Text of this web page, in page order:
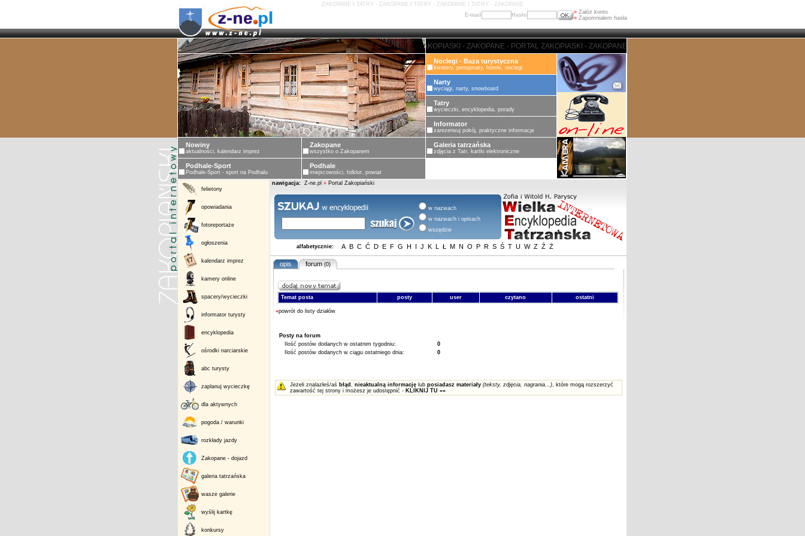
ZAKOPANE I TATRY - ZAKOPANE I TATRY - ZAKOPANE I TATRY - ZAKOPANE
E-mail
Hasło » Załóż konto
» Zapomniałem hasła
ZAKOPANE - PORTAL ZAKOPIASKI - ZAKOPANE - PORTAL ZAKOPIASKI - ZAKOPANE - PORTAL ZAKOPIASKI -
Noclegi - Baza turystyczna
kwatery, pensjonaty, hotele, noclegi
Narty
wyciągi, narty, snowboard
Tatry
wycieczki, encyklopedia, porady
Informator
zarezerwuj pokój, praktyczne informacje
Nowiny
aktualności, kalendarz imprez
Zakopane
wszystko o Zakopanem
Galeria tatrzańska
zdjęcia z Tatr, kartki elektroniczne
Podhale-Sport
Podhale-Sport - sport na Podhalu
Podhale
miejscowości, folklor, powiat
felietony
opowiadania
fotoreportaże
ogłoszenia
kalendarz imprez
kamery online
spacery/wycieczki
informator turysty
encyklopedia
ośrodki narciarskie
abc turysty
zaplanuj wycieczkę
dla aktywnych
pogoda / warunki
rozkłady jazdy
Zakopane - dojazd
galeria tatrzańska
wasze galerie
wyślij kartkę
konkursy
nawigacja: Z-ne.pl » Portal Zakopiański
w nazwach
w nazwach i opisach
wszędzie
alfabetycznie: A B C Ć D E F G H I J K L Ł M N O P R S Ś T U W Z Ź Ż
opis forum (0)
Temat posta posty user czytano ostatni
«powrót do listy działów
Posty na forum
Ilość postów dodanych w ostatnim tygodniu:
0
Ilość postów dodanych w ciągu ostatniego dnia:
0
Jeżeli znalazłeś/aś błąd , nieaktualną informacjęlub posiadasz materiały (teksty, zdjęcia, nagrania...), które mogą rozszerzyć
zawartość tej strony i możesz je udostępnić - KLIKNIJ TU »»